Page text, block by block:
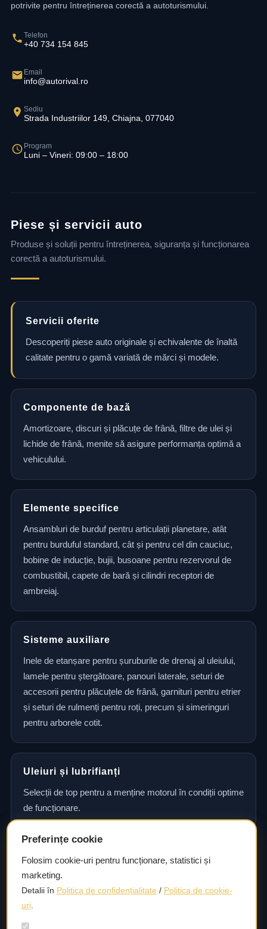
potrivite pentru întreținerea corectă a autoturismului.
Telefon
+40 734 154 845
Email
info@autorival.ro
Sediu
Strada Industriilor 149, Chiajna, 077040
Program
Luni – Vineri: 09:00 – 18:00
Piese și servicii auto
Produse și soluții pentru întreținerea, siguranța și funcționarea
corectă a autoturismului.
Servicii oferite
Descoperiți piese auto originale și echivalente de înaltă
calitate pentru o gamă variată de mărci și modele.
Componente de bază
Amortizoare, discuri și plăcuțe de frână, filtre de ulei și
lichide de frână, menite să asigure performanța optimă a
vehiculului.
Elemente specifice
Ansambluri de burduf pentru articulații planetare, atât
pentru burduful standard, cât și pentru cel din cauciuc,
bobine de inducție, bujii, busoane pentru rezervorul de
combustibil, capete de bară și cilindri receptori de
ambreiaj.
Sisteme auxiliare
Inele de etanșare pentru șuruburile de drenaj al uleiului,
lamele pentru ștergătoare, panouri laterale, seturi de
accesorii pentru plăcuțele de frână, garnituri pentru etrier
și seturi de rulmenți pentru roți, precum și simeringuri
pentru arborele cotit.
Uleiuri și lubrifianți
Selecții de top pentru a menține motorul în condiții optime
de funcționare.
Consultanță și asistență tehnică
Consultanță și asistență tehnică pentru alegerea pieselor
potrivite și efectuarea reparațiilor sau întreținerii corecte.
Preferințe cookie
Folosim cookie-uri pentru funcționare, statistici și
marketing.
Detalii în Politica de confidențialitate / Politica de cookie-
uri.